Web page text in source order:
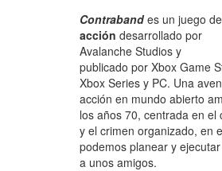
Contrabandes un juego de
acción desarrollado por
Avalanche Studios y
publicado por Xbox Game
Xbox Series y PC. Una
acción en mundo abierto
los años 70, centrada en el
y el crimen organizado, en
podemos planear y
a unos amigos.